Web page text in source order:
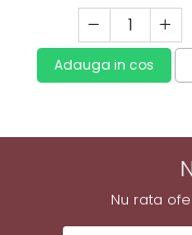
Adauga in cos
Nu rata